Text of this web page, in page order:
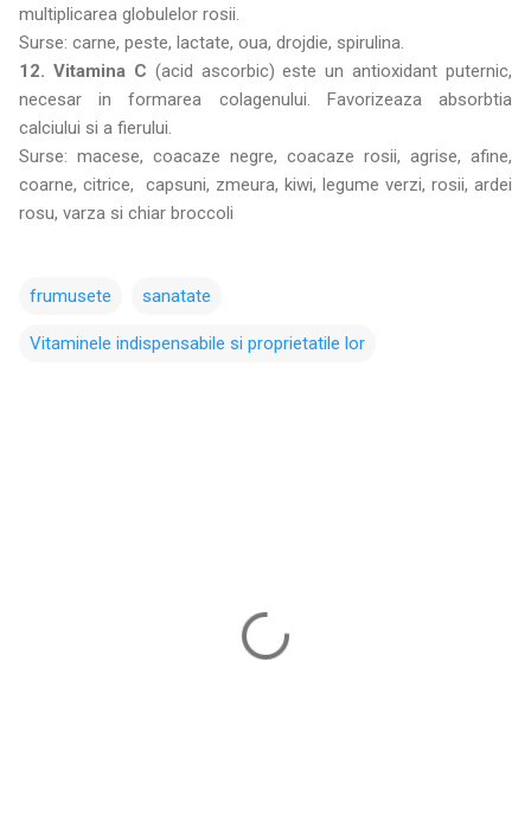
multiplicarea globulelor rosii.
Surse: carne, peste, lactate, oua, drojdie, spirulina.
12. Vitamina C (acid ascorbic) este un antioxidant puternic,
necesar in formarea colagenului. Favorizeaza absorbtia
calciului si a fierului.
Surse: macese, coacaze negre, coacaze rosii, agrise, afine,
coarne, citrice, capsuni, zmeura, kiwi, legume verzi, rosii, ardei
rosu, varza si chiar broccoli
frumusete sanatate
Vitaminele indispensabile si proprietatile lor